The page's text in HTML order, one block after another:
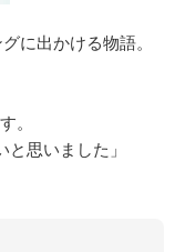
に出かける物語。
。
思いました」